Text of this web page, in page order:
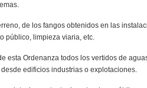
de los fangos obtenidos en las
público, limpieza viaria, etc.
esta Ordenanza todos los vertidos de
edificios industrias o explotaciones.